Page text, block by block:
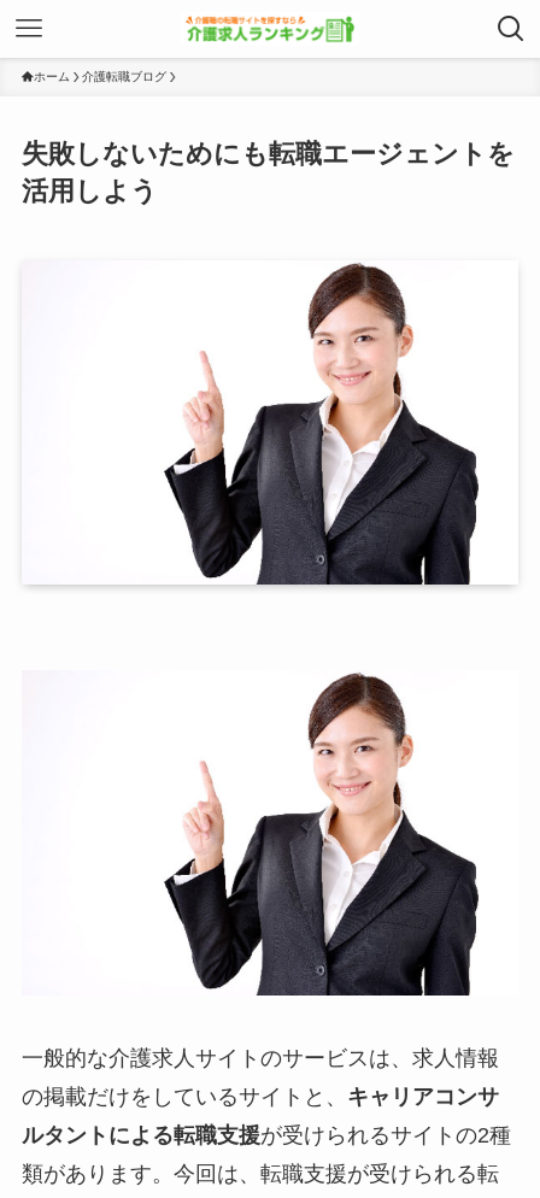
ホーム 介護転職ブログ
失敗しないためにも転職エージェントを
活用しよう
一般的な介護求人サイトのサービスは、求人情報
の掲載だけをしているサイトと、 キャリアコンサ
ルタントによる転職支援が受けられるサイトの2種
類があります。今回は、転職支援が受けられる転